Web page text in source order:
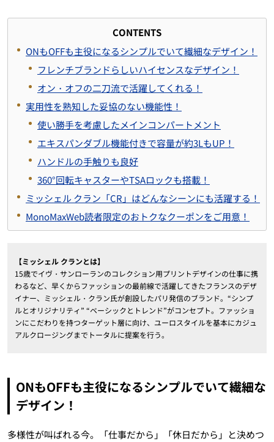
CONTENTS
ONもOFFも主役になるシンプルでいて繊細なデザイン！
フレンチブランドらしいハイセンスなデザイン！
オン・オフの二刀流で活躍してくれる！
実用性を熟知した妥協のない機能性！
使い勝手を考慮したメインコンパートメント
エキスパンダブル機能付きで容量が約3LもUP！
ハンドルの手触りも良好
360°回転キャスターやTSAロックも搭載！
ミッシェル クラン「CR」はどんなシーンにも活躍する！
MonoMaxWeb読者限定のおトクなクーポンをご用意！
【ミッシェル クランとは】
15歳でイヴ・サンローランのコレクション用プリントデザインの仕事に携
わるなど、早くからファッションの最前線で活躍してきたフランスのデザ
イナー、ミッシェル・クラン氏が創設したパリ発信のブランド。“シンプ
ルとオリジナリティ” “ベーシックとトレンド”がコンセプト。ファッショ
ンにこだわりを持つターゲット層に向け、ユーロスタイルを基本にカジュ
アルクロージングまでトータルに提案を行う。
ONもOFFも主役になるシンプルでいて繊細な
デザイン！
多様性が叫ばれる今。「仕事だから」「休日だから」と決めつ